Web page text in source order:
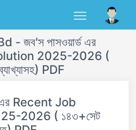
জব'স পাসওয়ার্ড এর
2025-2026 (
PDF
এর Recent Job
2026 ( ১৪৩+সেট